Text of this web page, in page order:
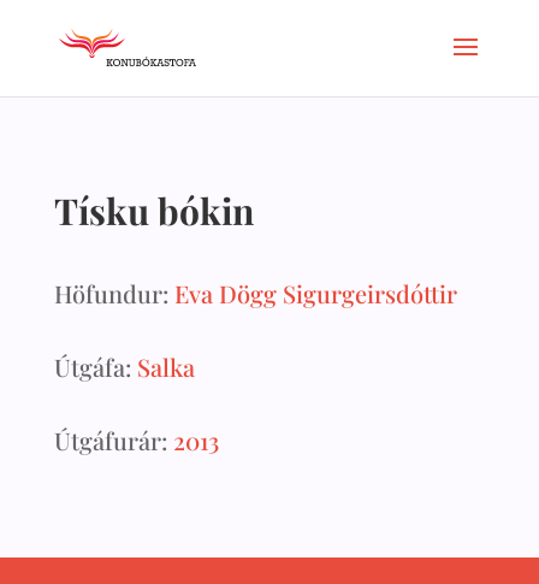
Tísku bókin
Höfundur: Eva Dögg Sigurgeirsdóttir
Útgáfa: Salka
Útgáfurár: 2013